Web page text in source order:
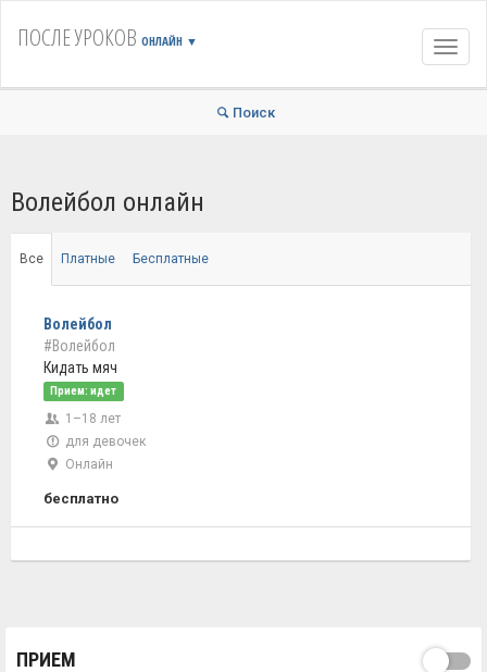
ПОСЛЕ УРОКОВ ОНЛАЙН ▼
Поиск
Волейбол онлайн
Все Платные Бесплатные
Волейбол
#Волейбол
Кидать мяч
Прием: идет
1–18 лет
для девочек
Онлайн
бесплатно
ПРИЕМ